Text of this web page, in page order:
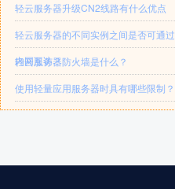
轻云服务器升级CN2线路有什么优点
轻云服务器的不同实例之间是否可通过
内网互访？
轻云服务器防火墙是什么？
使用轻量应用服务器时具有哪些限制？